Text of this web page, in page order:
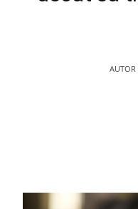
AUTOR